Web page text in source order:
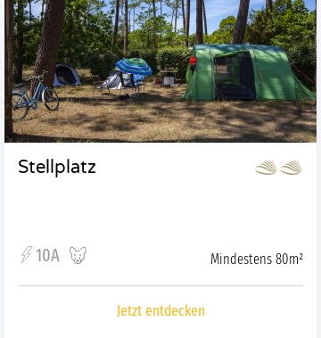
Stellplatz
10A Mindestens 80m²
Jetzt entdecken